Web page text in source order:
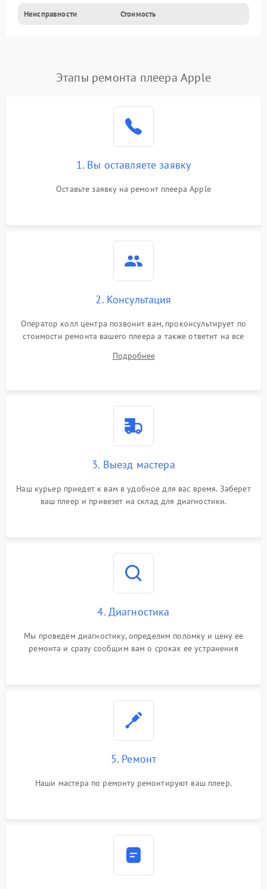
Неисправности Стоимость
Этапы ремонта плеера Apple
1. Вы оставляете заявку
Оставьте заявку на ремонт плеера Apple
2. Консультация
Оператор колл центра позвонит вам, проконсультирует по
стоимости ремонта вашего плеера а также ответит на все
Подробнее
3. Выезд мастера
Наш курьер приедет к вам в удобное для вас время. Заберет
ваш плеер и привезет на склад для диагностики.
4. Диагностика
Мы проведем диагностику, определим поломку и цену ее
ремонта и сразу сообщим вам о сроках ее устранения
5. Ремонт
Наши мастера по ремонту ремонтируют ваш плеер.